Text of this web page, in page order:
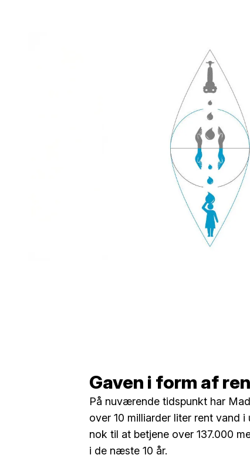
Gaven i form af
På nuværende tidspunkt har
over 10 milliarder liter rent vand i
nok til at betjene over 137.000
i de næste 10 år.